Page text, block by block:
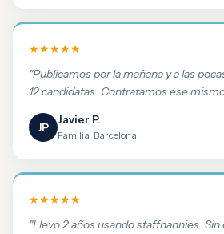
★★★★★
"Publicamos por la mañana y a las
12 candidatas. Contratamos ese
JP
Javier P.
Familia · Barcelona
★★★★★
"Llevo 2 años usando staffnannies.